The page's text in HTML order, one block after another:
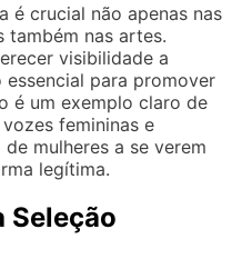
é crucial não apenas nas
também nas artes.
visibilidade a
para promover
é um exemplo claro de
femininas e
mulheres a se verem
legítima.
Seleção